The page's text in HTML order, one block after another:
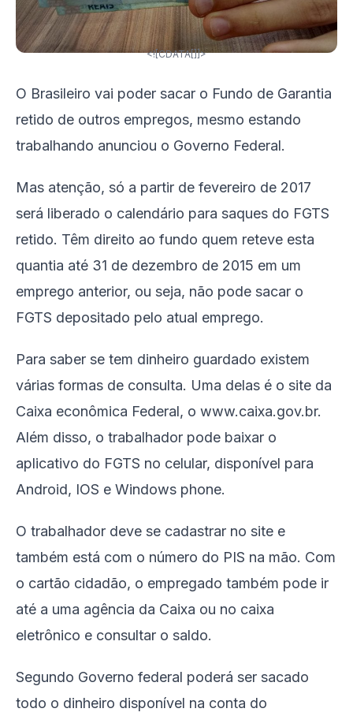
<![CDATA[]]>
O Brasileiro vai poder sacar o Fundo de Garantia
retido de outros empregos, mesmo estando
trabalhando anunciou o Governo Federal.
Mas atenção, só a partir de fevereiro de 2017
será liberado o calendário para saques do FGTS
retido. Têm direito ao fundo quem reteve esta
quantia até 31 de dezembro de 2015 em um
emprego anterior, ou seja, não pode sacar o
FGTS depositado pelo atual emprego.
Para saber se tem dinheiro guardado existem
várias formas de consulta. Uma delas é o site da
Caixa econômica Federal, o www.caixa.gov.br.
Além disso, o trabalhador pode baixar o
aplicativo do FGTS no celular, disponível para
Android, IOS e Windows phone.
O trabalhador deve se cadastrar no site e
também está com o número do PIS na mão. Com
o cartão cidadão, o empregado também pode ir
até a uma agência da Caixa ou no caixa
eletrônico e consultar o saldo.
Segundo Governo federal poderá ser sacado
todo o dinheiro disponível na conta do